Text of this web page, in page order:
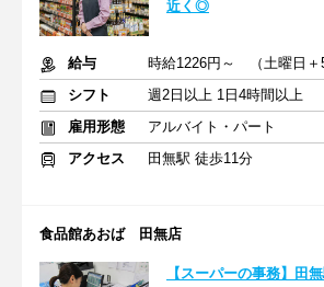
近く◎
給与
シフト
週2日以上 1日4時間以上
雇用形態
アルバイト・パート
アクセス
田無駅 徒歩11分
食品館あおば 田無店
【スーパーの事務】田